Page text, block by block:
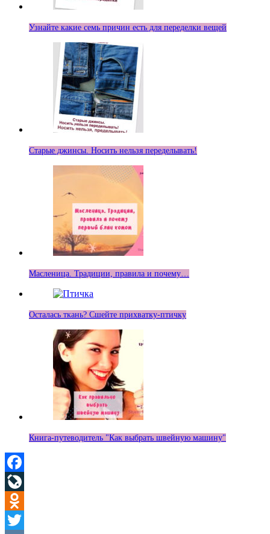
Узнайте какие семь причин есть для переделки вещей
Старые джинсы. Носить нельзя переделывать!
Масленица. Традиции, правила и почему…
Осталась ткань? Сшейте прихватку-птичку
Книга-путеводитель "Как выбрать швейную машину"
Facebook
LiveJournal
Odnoklassniki